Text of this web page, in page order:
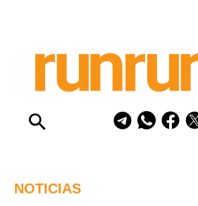
NOTICIAS